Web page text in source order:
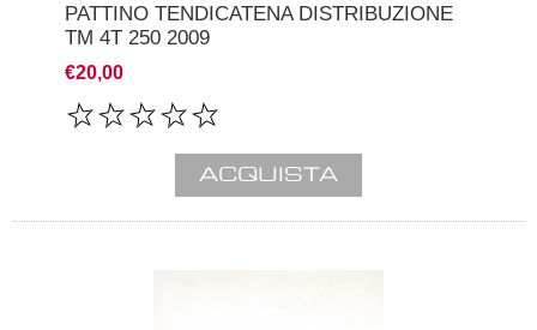
PATTINO TENDICATENA DISTRIBUZIONE
TM 4T 250 2009
€20,00